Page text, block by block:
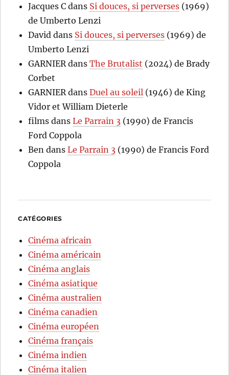
Jacques C dans Si douces, si perverses (1969)
de Umberto Lenzi
David dans Si douces, si perverses (1969) de
Umberto Lenzi
GARNIER dansThe Brutalist (2024) de Brady
Corbet
GARNIER dansDuel au soleil (1946) de King
Vidor et William Dieterle
films dansLe Parrain 3 (1990) de Francis
Ford Coppola
Ben dansLe Parrain 3 (1990) de Francis Ford
Coppola
CATÉGORIES
Cinéma africain
Cinéma américain
Cinéma anglais
Cinéma asiatique
Cinéma australien
Cinéma canadien
Cinéma européen
Cinéma français
Cinéma indien
Cinéma italien